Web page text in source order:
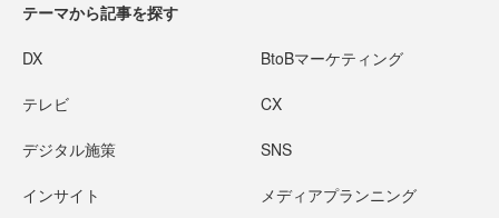
テーマから記事を探す
DX BtoBマーケティング
テレビ CX
デジタル施策 SNS
インサイト メディアプランニング